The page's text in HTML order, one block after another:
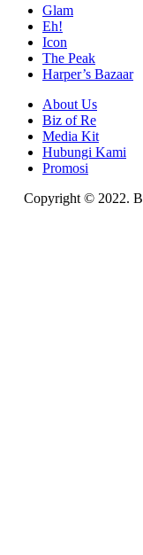
Glam
Eh!
Icon
The Peak
Harper’s Bazaar
About Us
Biz of Re
Media Kit
Hubungi Kami
Promosi
Copyright © 2022.